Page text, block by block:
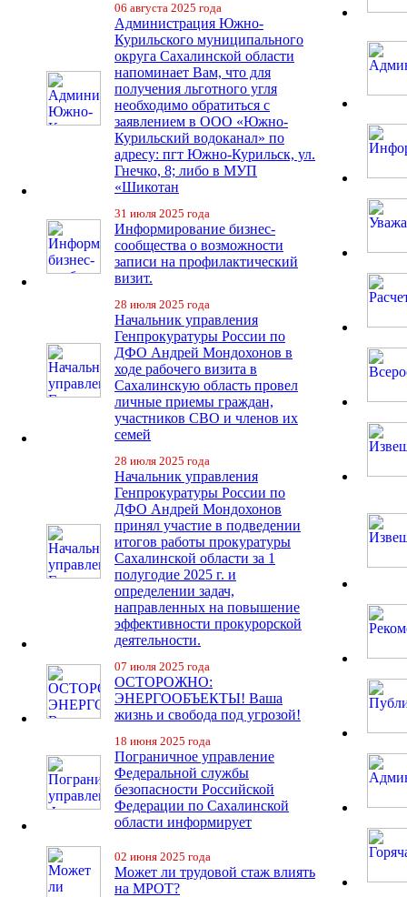
06 августа 2025 года
Администрация Южно-
Курильского муниципального
округа Сахалинской области
напоминает Вам, что для
получения льготного угля
необходимо обратиться с
заявлением в ООО «Южно-
Курильский водоканал» по
адресу: пгт Южно-Курильск, ул.
Гнечко, 8; либо в МУП
«Шикотан
31 июля 2025 года
Информирование бизнес-
сообщества о возможности
записи на профилактический
визит.
28 июля 2025 года
Начальник управления
Генпрокуратуры России по
ДФО Андрей Мондохонов в
ходе рабочего визита в
Сахалинскую область провел
личные приемы граждан,
участников СВО и членов их
семей
28 июля 2025 года
Начальник управления
Генпрокуратуры России по
ДФО Андрей Мондохонов
принял участие в подведении
итогов работы прокуратуры
Сахалинской области за 1
полугодие 2025 г. и
определении задач,
направленных на повышение
эффективности прокурорской
деятельности.
07 июля 2025 года
ОСТОРОЖНО:
ЭНЕРГООБЪЕКТЫ! Ваша
жизнь и свобода под угрозой!
18 июня 2025 года
Пограничное управление
Федеральной службы
безопасности Российской
Федерации по Сахалинской
области информирует
02 июня 2025 года
Может ли трудовой стаж влиять
на МРОТ?